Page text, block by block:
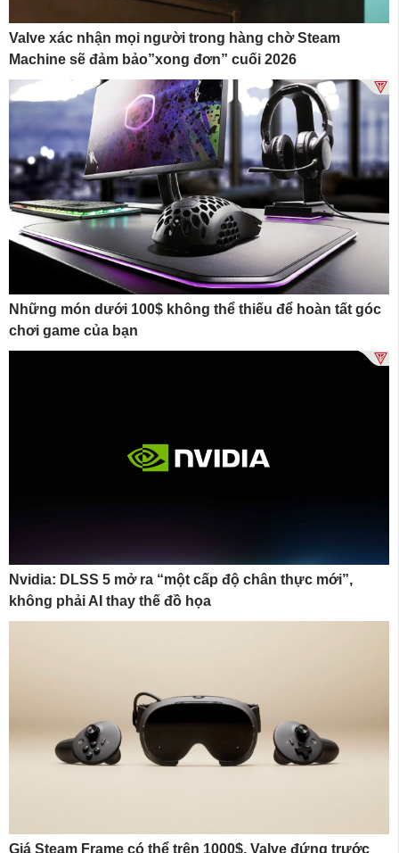
Valve xác nhận mọi người trong hàng chờ Steam
Machine sẽ đảm bảo”xong đơn” cuối 2026
Những món dưới 100$ không thể thiếu để hoàn tất góc
chơi game của bạn
Nvidia: DLSS 5 mở ra “một cấp độ chân thực mới”,
không phải AI thay thế đồ họa
Giá Steam Frame có thể trên 1000$, Valve đứng trước